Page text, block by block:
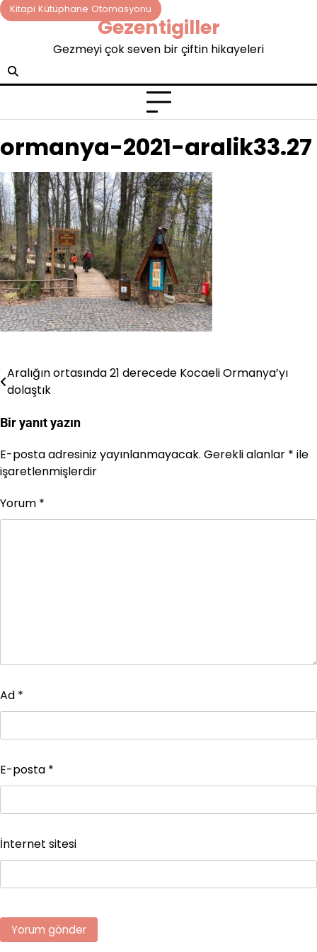
Skip
to
Kitapi Kütüphane Otomasyonu
Gezentigiller
Gezmeyi çok seven bir çiftin hikayeleri
ormanya-2021-aralik33.27
Yazı
gezinmesi
Aralığın ortasında 21 derecede Kocaeli Ormanya’yı
dolaştık
Bir yanıt yazın
E-posta adresiniz yayınlanmayacak. Gerekli alanlar * ile
işaretlenmişlerdir
Yorum *
Ad *
E-posta *
İnternet sitesi